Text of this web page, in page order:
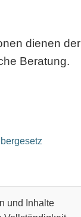
dienen der
Beratung.
und Inhalte